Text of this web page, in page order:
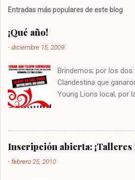
Entradas más populares de este blog
¡Qué año!
-diciembre 15, 2009
Brindemos; por los dos
Clandestina que
Young Lions local, por
aquellos que
de acá. Por todos los
en Festivales como
FESTIVALS, CANNES y
Inscripción abierta: ¡Talleres
- febrero 25, 2010